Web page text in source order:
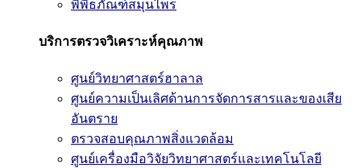
พิพิธภัณฑ์สมุนไพร
บริการตรวจวิเคราะห์คุณภาพ
ศูนย์วิทยาศาสตร์ฮาลาล
ศูนย์ความเป็นเลิศด้านการจัดการสารและของเสีย
อันตราย
ตรวจสอบคุณภาพสิ่งแวดล้อม
ศูนย์เครื่องมือวิจัยวิทยาศาสตร์และเทคโนโลยี